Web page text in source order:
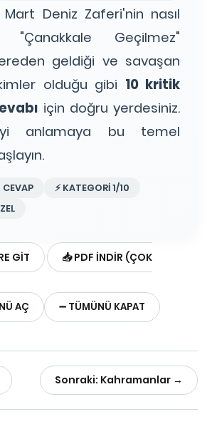
Deniz Zaferi'nin nasıl
"Çanakkale Geçilmez"
geldiği ve savaşan
olduğu gibi 10 kritik
için doğru yerdesiniz.
anlamaya bu temel
CEVAP
⚡ KATEGORİ 1/10
GİT
📥 PDF İNDİR (ÇOK
AÇ ➖ TÜMÜNÜ KAPAT
Sonraki: Kahramanlar →